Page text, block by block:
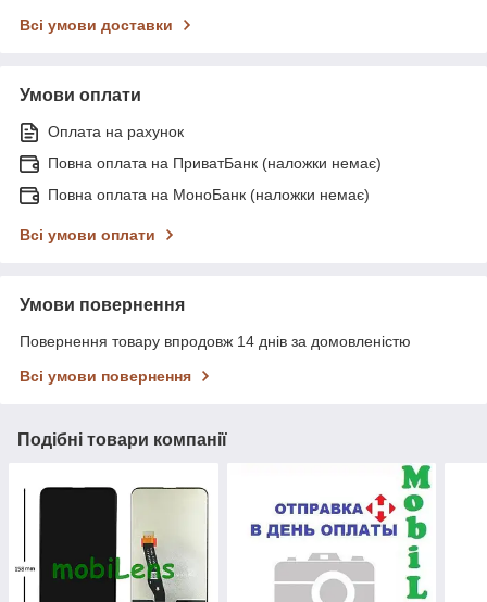
Всі умови доставки
Умови оплати
Оплата на рахунок
Повна оплата на ПриватБанк (наложки немає)
Повна оплата на МоноБанк (наложки немає)
Всі умови оплати
Умови повернення
Повернення товару впродовж 14 днів за домовленістю
Всі умови повернення
Подібні товари компанії